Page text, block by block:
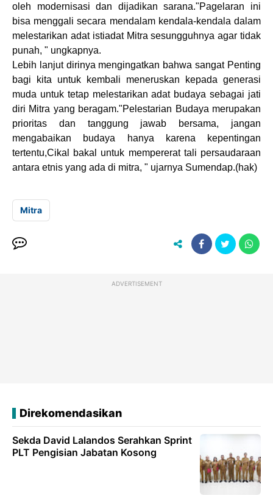
oleh modernisasi dan dijadikan sarana."Pagelaran ini
bisa menggali secara mendalam kendala-kendala dalam
melestarikan adat istiadat Mitra sesungguhnya agar tidak
punah, " ungkapnya.
Lebih lanjut dirinya mengingatkan bahwa sangat Penting
bagi kita untuk kembali meneruskan kepada generasi
muda untuk tetap melestarikan adat budaya sebagai jati
diri Mitra yang beragam."Pelestarian Budaya merupakan
prioritas dan tanggung jawab bersama, jangan
mengabaikan budaya hanya karena kepentingan
tertentu,Cikal bakal untuk mempererat tali persaudaraan
antara etnis yang ada di mitra, " ujarnya Sumendap.(hak)
Mitra
ADVERTISEMENT
Direkomendasikan
Sekda David Lalandos Serahkan Sprint
PLT Pengisian Jabatan Kosong